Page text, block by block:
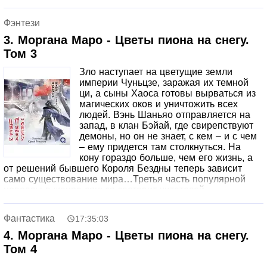
могущественные демоны, и не стоит сбрасывать со
счетов зловещую секту Вэньи, к которой когда-то
принадлежал и сам Вэнь Шаньяо.Данное издание
является художественным произведением и не
пропагандирует совершение противоправных и
антиобщественных действий. Описания и/или
изображения противоправных и антиобщественных
действий обусловлены жанром и/или сюжетом,
художественным, образным и творческим замыслом и не
являются призывом к действию."Дизайн обложки Yasha
Wang и Неясыть, чтец Юрий Романов
Фэнтези
3. Моргана Маро - Цветы пиона на снегу.
Том 3
Зло наступает на цветущие земли
империи Чуньцзе, заражая их темной
ци, а сыны Хаоса готовы вырваться из
магических оков и уничтожить всех
людей. Вэнь Шаньяо отправляется на
запад, в клан Бэйай, где свирепствуют
демоны, но он не знает, с кем – и с чем
– ему придется там столкнуться. На
кону гораздо больше, чем его жизнь, а
от решений бывшего Короля Бездны теперь зависит
само существование мира…Третья часть популярной
новеллы в жанре сянься заставит читателей
«Лисья маска» поведает историю одного из самых
обаятельных персонажей новеллы – загадочного
Господина.
Фантастика 17:35:03
4. Моргана Маро - Цветы пиона на снегу.
Том 4